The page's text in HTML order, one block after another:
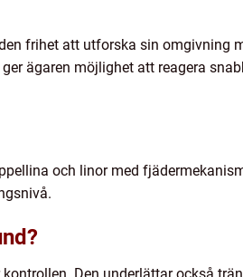
frihet att utforska sin omgivning
ägaren möjlighet att reagera
och linor med